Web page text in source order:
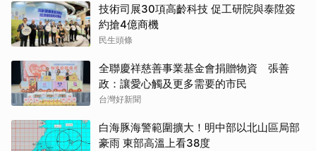
技術司展30項高齡科技 促工研院與泰陞簽
約搶4億商機
民生頭條
全聯慶祥慈善事業基金會捐贈物資 張善
政：讓愛心觸及更多需要的市民
台灣好新聞
白海豚海警範圍擴大！明中部以北山區局部
豪雨 東部高溫上看38度